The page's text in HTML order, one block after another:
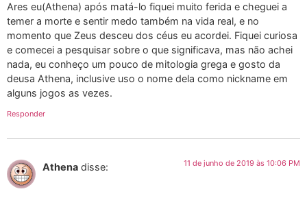
Ares eu(Athena) após matá-lo fiquei muito ferida e cheguei a
temer a morte e sentir medo também na vida real, e no
momento que Zeus desceu dos céus eu acordei. Fiquei curiosa
e comecei a pesquisar sobre o que significava, mas não achei
nada, eu conheço um pouco de mitologia grega e gosto da
deusa Athena, inclusive uso o nome dela como nickname em
alguns jogos as vezes.
Responder
Athena disse: 11 de junho de 2019 às 10:06 PM